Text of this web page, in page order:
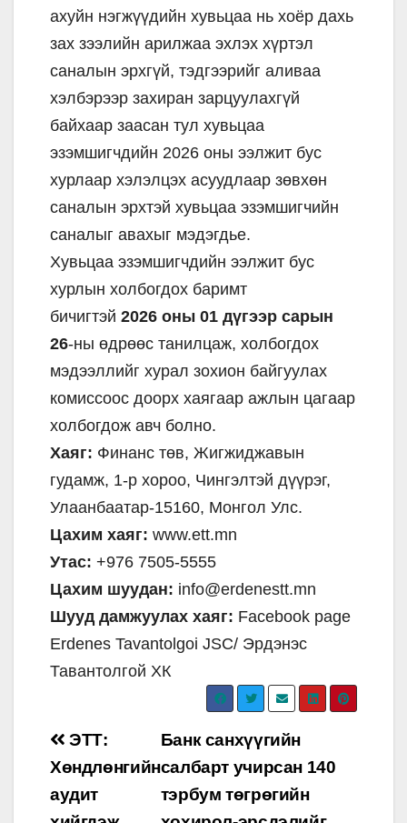
ахуйн нэгжүүдийн хувьцаа нь хоёр дахь
зах зээлийн арилжаа эхлэх хүртэл
саналын эрхгүй, тэдгээрийг аливаа
хэлбэрээр захиран зарцуулахгүй
байхаар заасан тул хувьцаа
эзэмшигчдийн 2026 оны ээлжит бус
хурлаар хэлэлцэх асуудлаар зөвхөн
саналын эрхтэй хувьцаа эзэмшигчийн
саналыг авахыг мэдэгдье.
Хувьцаа эзэмшигчдийн ээлжит бус
хурлын холбогдох баримт
бичигтэй 2026 оны 01 дүгээр сарын
26-ны өдрөөс танилцаж, холбогдох
мэдээллийг хурал зохион байгуулах
комиссоос доорх хаягаар ажлын цагаар
холбогдож авч болно.
Хаяг: Финанс төв, Жигжиджавын
гудамж, 1-р хороо, Чингэлтэй дүүрэг,
Улаанбаатар-15160, Монгол Улс.
Цахим хаяг: www.ett.mn
Утас: +976 7505-5555
Цахим шуудан: info@erdenestt.mn
Шууд дамжуулах хаяг: Facebook page
Erdenes Tavantolgoi JSC/ Эрдэнэс
Тавантолгой ХК
Post
navigation
Банк санхүүгийн
салбарт учирсан 140
тэрбум төгрөгийн
ЭТТ:
Хөндлөнгийн
аудит